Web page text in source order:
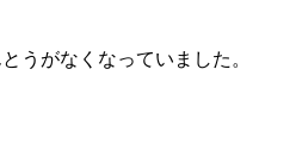
うがなくなっていました。